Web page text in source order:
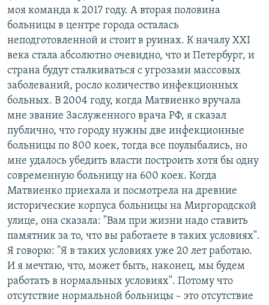
моя команда к 2017 году. А вторая половина
больницы в центре города осталась
неподготовленной и стоит в руинах. К началу XXI
века стала абсолютно очевидно, что и Петербург, и
страна будут сталкиваться с угрозами массовых
заболеваний, росло количество инфекционных
больных. В 2004 году, когда Матвиенко вручала
мне звание Заслуженного врача РФ, я сказал
публично, что городу нужны две инфекционные
больницы по 800 коек, тогда все поулыбались, но
мне удалось убедить власти построить хотя бы одну
современную больницу на 600 коек. Когда
Матвиенко приехала и посмотрела на древние
исторические корпуса больницы на Миргородской
улице, она сказала: "Вам при жизни надо ставить
памятник за то, что вы работаете в таких условиях".
Я говорю: "Я в таких условиях уже 20 лет работаю.
И я мечтаю, что, может быть, наконец, мы будем
работать в нормальных условиях". Потому что
отсутствие нормальной больницы – это отсутствие